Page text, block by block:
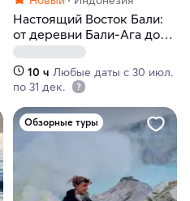
Настоящий Восток Бали:
от деревни Бали-Ага до
вулкана Агунг и океана
10 ч Любые даты с 30 июл.
по 31 дек.
Обзорные туры